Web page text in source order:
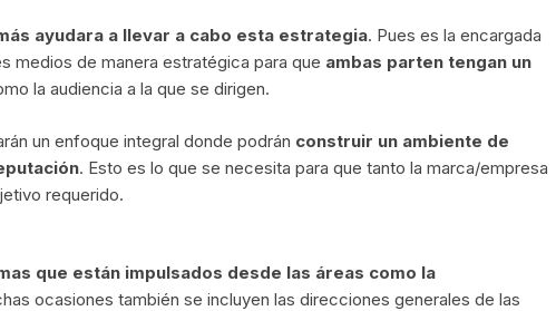
ayudara a llevar a cabo esta estrategia. Pues es la encargada
medios de manera estratégica para que ambas parten tengan un
la audiencia a la que se dirigen.
un enfoque integral donde podrán construir un ambiente de
. Esto es lo que se necesita para que tanto la marca/empresa
requerido.
que están impulsados desde las áreas como la
ocasiones también se incluyen las direcciones generales de las